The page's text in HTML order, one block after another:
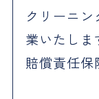
クリーニ
業いたしま
賠償責任保